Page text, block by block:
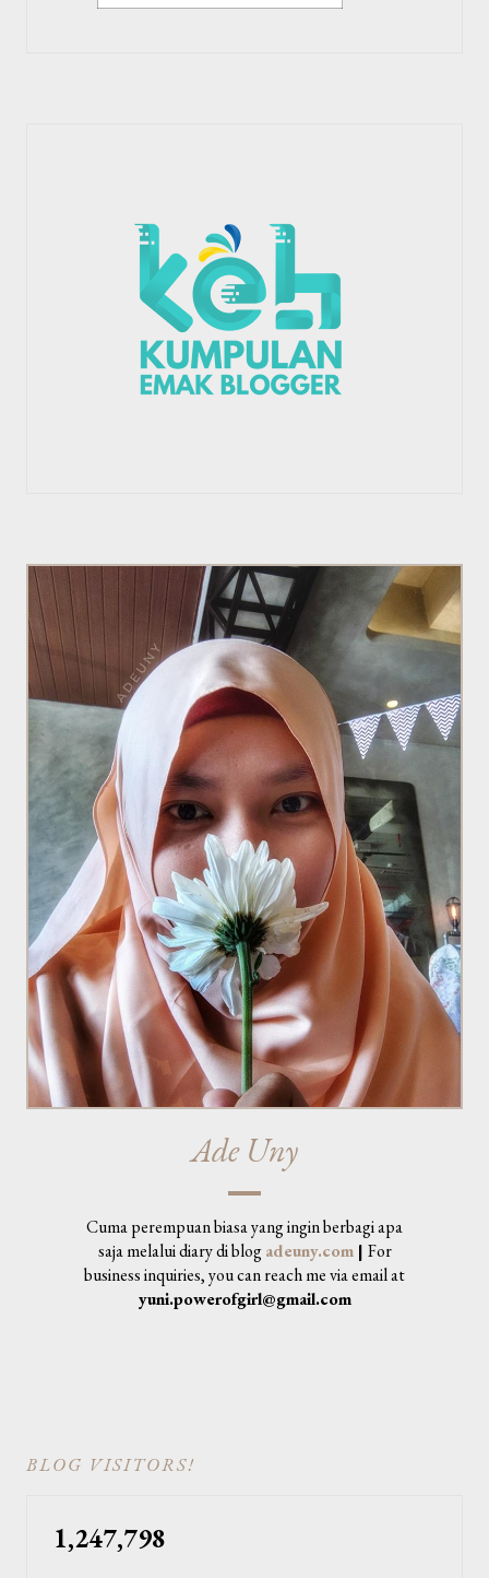
Ade Uny
Cuma perempuan biasa yang ingin berbagi apa
saja melalui diary di blogadeuny.com| For
business inquiries, you can reach me via email at
yuni.powerofgirl@gmail.com
BLOG VISITORS!
1,247,798